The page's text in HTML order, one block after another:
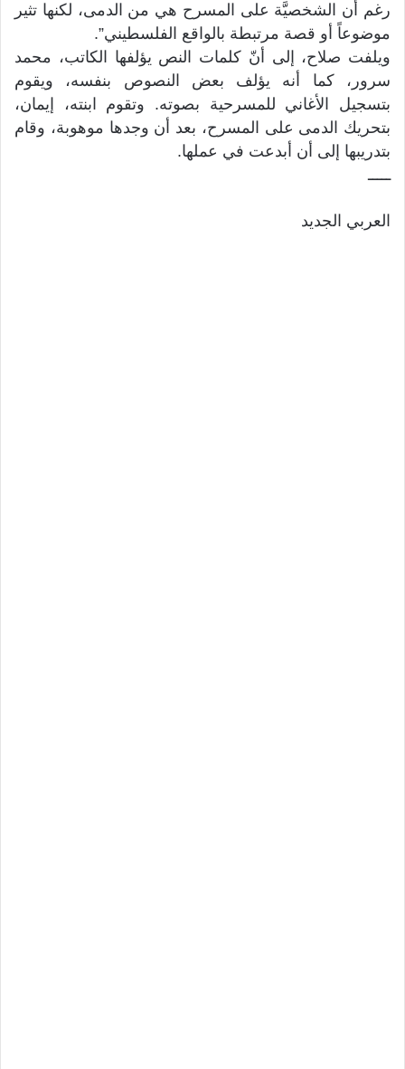
رغم أن الشخصيَّة على المسرح هي من الدمى، لكنها تثير
موضوعاً أو قصة مرتبطة بالواقع الفلسطيني”.
ويلفت صلاح، إلى أنّ كلمات النص يؤلفها الكاتب، محمد
سرور، كما أنه يؤلف بعض النصوص بنفسه، ويقوم
بتسجيل الأغاني للمسرحية بصوته. وتقوم ابنته، إيمان،
بتحريك الدمى على المسرح، بعد أن وجدها موهوبة، وقام
بتدريبها إلى أن أبدعت في عملها.
ـــــ
العربي الجديد